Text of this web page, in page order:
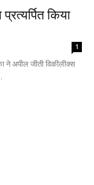
किया
1
अपील जीती विकीलीक्स